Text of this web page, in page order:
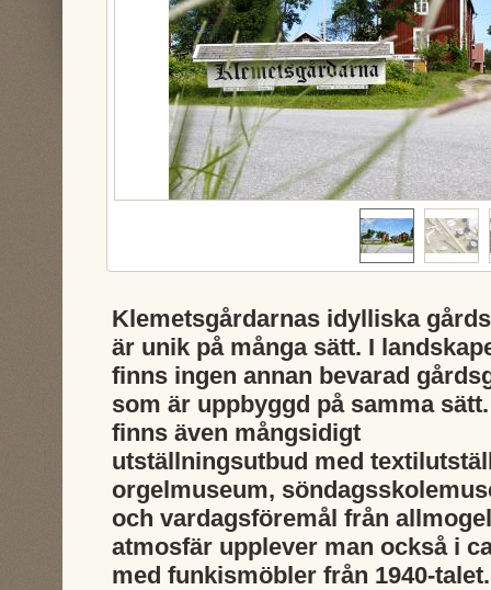
Klemetsgårdarnas idylliska
är unik på många sätt. I
finns ingen annan bevarad
som är uppbyggd på samma
finns även mångsidigt
utställningsutbud med
orgelmuseum,
och vardagsföremål från
atmosfär upplever man också i
med funkismöbler från 1940-talet.